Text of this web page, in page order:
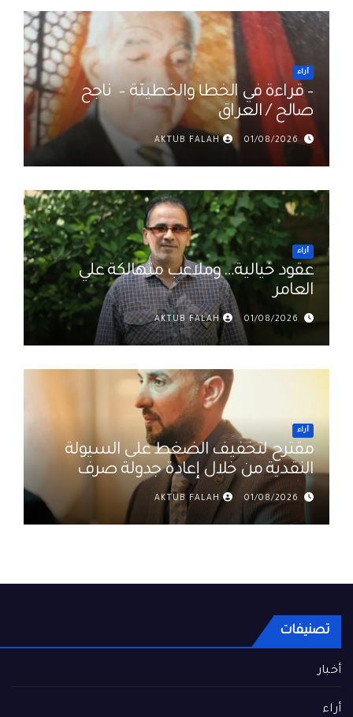
أراء
– قراءة في الخطأ والخطيئة – ناجح
صالح / العراق
01/08/2026
AKTUB FALAH
أراء
عقود خيالية… وملاعب متهالكة علي
العامر
01/08/2026
AKTUB FALAH
أراء
مقترح لتخفيف الضغط على السيولة
النقدية من خلال إعادة جدولة صرف
رواتب الموظفين في العراق د. عمر
حميد
01/08/2026
AKTUB FALAH
تصنيفات
أخبار
أراء